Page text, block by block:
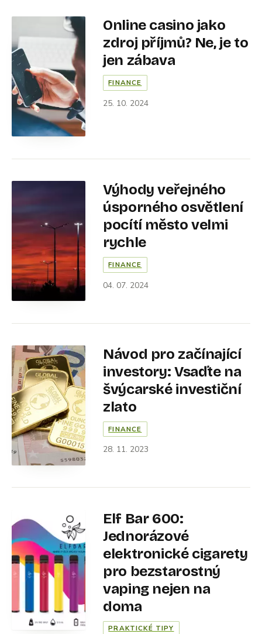
Online casino jako
zdroj příjmů? Ne, je to
jen zábava
FINANCE
25. 10. 2024
Výhody veřejného
úsporného osvětlení
pocítí město velmi
rychle
FINANCE
04. 07. 2024
Návod pro začínající
investory: Vsaďte na
švýcarské investiční
zlato
FINANCE
28. 11. 2023
Elf Bar 600:
Jednorázové
elektronické cigarety
pro bezstarostný
vaping nejen na
doma
PRAKTICKÉ TIPY